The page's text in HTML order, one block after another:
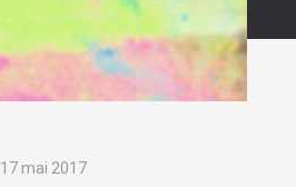
17 mai 2017